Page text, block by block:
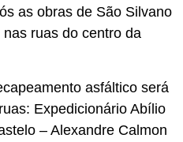
as obras de São Silvano
ruas do centro da
asfáltico será
Expedicionário Abílio
– Alexandre Calmon